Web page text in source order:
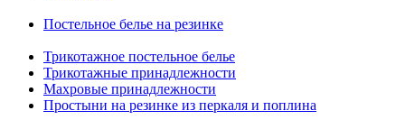
Постельное белье на резинке
Трикотажное постельное белье
Трикотажные принадлежности
Махровые принадлежности
Простыни на резинке из перкаля и поплина